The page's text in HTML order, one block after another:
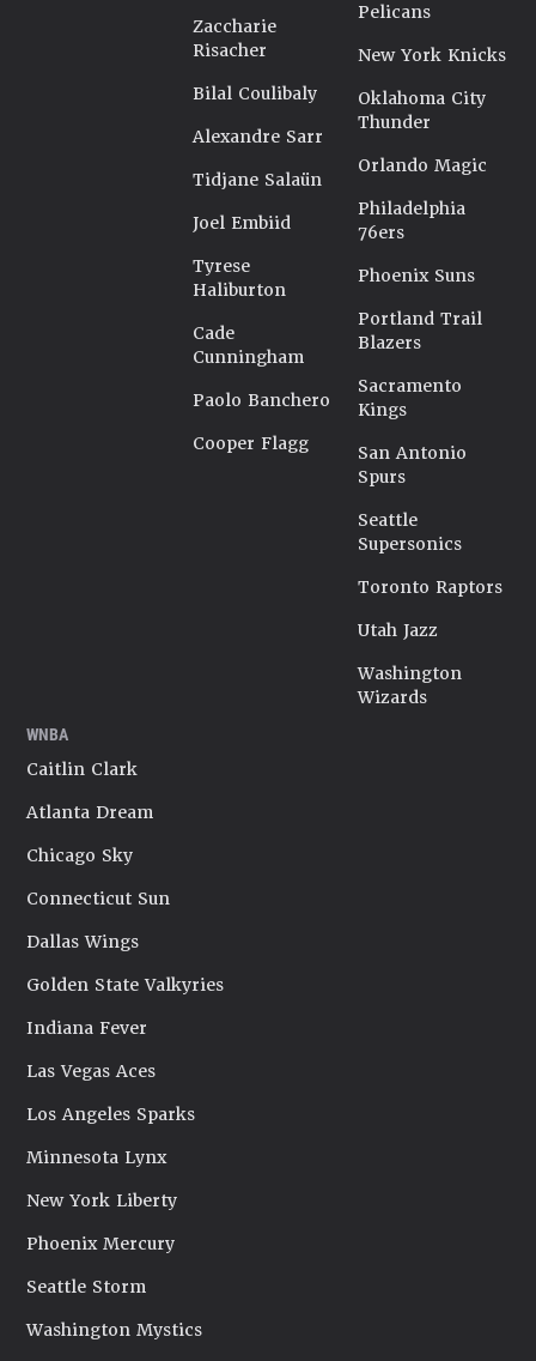
Zaccharie
Risacher
Bilal Coulibaly
Alexandre Sarr
Tidjane Salaün
Joel Embiid
Tyrese
Haliburton
Cade
Cunningham
Paolo Banchero
Cooper Flagg
Pelicans
New York Knicks
Oklahoma City
Thunder
Orlando Magic
Philadelphia
76ers
Phoenix Suns
Portland Trail
Blazers
Sacramento
Kings
San Antonio
Spurs
Seattle
Supersonics
Toronto Raptors
Utah Jazz
Washington
Wizards
WNBA
Caitlin Clark
Atlanta Dream
Chicago Sky
Connecticut Sun
Dallas Wings
Golden State Valkyries
Indiana Fever
Las Vegas Aces
Los Angeles Sparks
Minnesota Lynx
New York Liberty
Phoenix Mercury
Seattle Storm
Washington Mystics